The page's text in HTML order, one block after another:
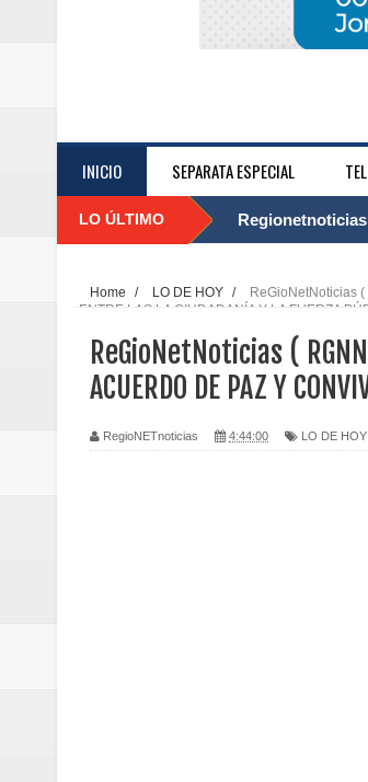
INICIO SEPARATA ESPECIAL
LO ÚLTIMO
posesión
Home / LO DE HOY /
ReGioNetNoticias (
ENTRE LAS LA CIUDADANÍA Y LA FUERZA
ReGioNetNoticias ( RGNN-
ACUERDO DE PAZ Y
RegioNETnoticias 4:44:00 LO DE HOY